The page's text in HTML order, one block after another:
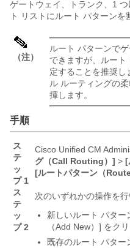
ゲートウェイ、トランク、1
ト リストにルート パターンを
（注）
ルート パターンで
できますが、ルート
定することを推奨し
ル ルーティングの
揮します。
手順
ス
テ
ッ
プ 1
Cisco Unified CM
グ（Call Routing）] > [
[ルートパターン（
ス
テ
ッ
プ 2
次のいずれかの操作を行
新しいルート パター
（Add New）] をク
既存のルート パタ